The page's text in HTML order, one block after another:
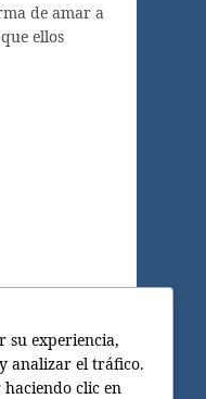
de amar a
ellos
su experiencia,
analizar el tráfico.
clic en